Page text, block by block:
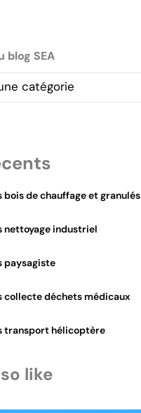
blog SEA
bois de chauffage et granulés
nettoyage industriel
paysagiste
collecte déchets médicaux
transport hélicoptère
like